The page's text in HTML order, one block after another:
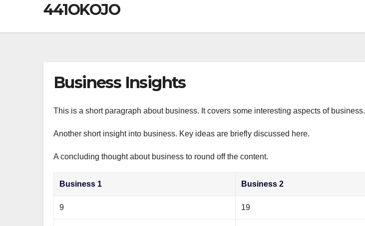
441OKOJO
Business Insights
This is a short paragraph about business. It covers some interesting aspects of business.
Another short insight into business. Key ideas are briefly discussed here.
A concluding thought about business to round off the content.
Business 1 Business 2
9 19